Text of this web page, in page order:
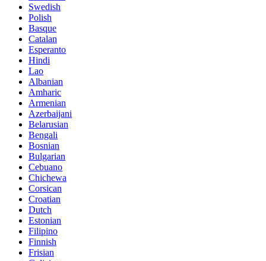
Swedish
Polish
Basque
Catalan
Esperanto
Hindi
Lao
Albanian
Amharic
Armenian
Azerbaijani
Belarusian
Bengali
Bosnian
Bulgarian
Cebuano
Chichewa
Corsican
Croatian
Dutch
Estonian
Filipino
Finnish
Frisian